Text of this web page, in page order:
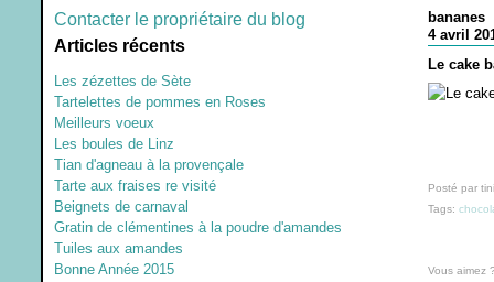
Contacter le propriétaire du blog
Articles récents
Les zézettes de Sète
Tartelettes de pommes en Roses
Meilleurs voeux
Les boules de Linz
Tian d'agneau à la provençale
Tarte aux fraises re visité
Beignets de carnaval
Gratin de clémentines à la poudre d'amandes
Tuiles aux amandes
Bonne Année 2015
bananes
4 avril
Le cake
Posté par
Tags:
Vous aimez ?